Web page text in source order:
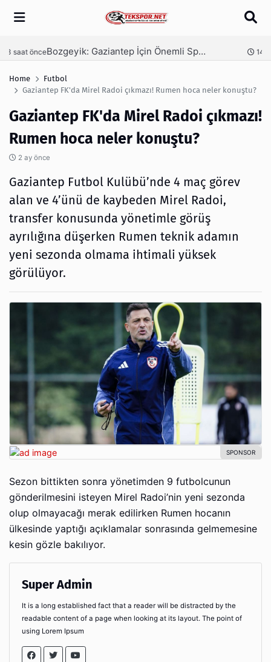
Arama
Bozgeyik: Gaziantep İçin Önemli Spor Yatırımları Yolda 14 saat önce
Home
Futbol
Gaziantep FK'da Mirel Radoi çıkmazı! Rumen hoca neler konuştu?
Gaziantep FK'da Mirel Radoi çıkmazı!
Rumen hoca neler konuştu?
2 ay önce
Gaziantep Futbol Kulübü’nde 4 maç görev
alan ve 4’ünü de kaybeden Mirel Radoi,
transfer konusunda yönetimle görüş
ayrılığına düşerken Rumen teknik adamın
yeni sezonda olmama ihtimali yüksek
görülüyor.
Sezon bittikten sonra yönetimden 9 futbolcunun
gönderilmesini isteyen Mirel Radoi’nin yeni sezonda
olup olmayacağı merak edilirken Rumen hocanın
ülkesinde yaptığı açıklamalar sonrasında gelmemesine
kesin gözle bakılıyor.
Super Admin
It is a long established fact that a reader will be distracted by the
readable content of a page when looking at its layout. The point of
using Lorem Ipsum